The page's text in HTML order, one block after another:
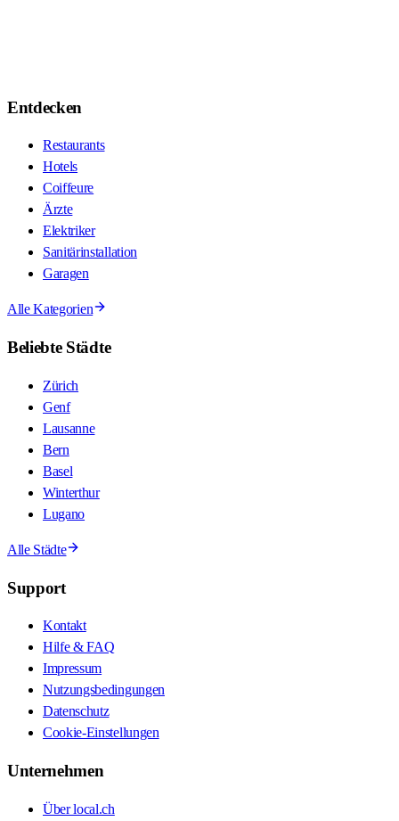
Entdecken
Restaurants
Hotels
Coiffeure
Ärzte
Elektriker
Sanitärinstallation
Garagen
Alle Kategorien
Beliebte Städte
Zürich
Genf
Lausanne
Bern
Basel
Winterthur
Lugano
Alle Städte
Support
Kontakt
Hilfe & FAQ
Impressum
Nutzungsbedingungen
Datenschutz
Cookie-Einstellungen
Unternehmen
Über local.ch